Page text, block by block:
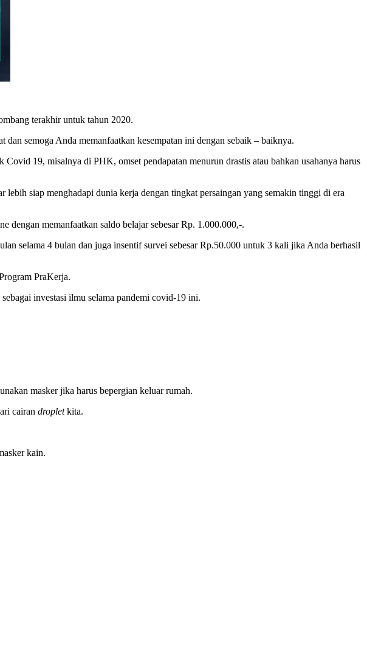
terakhir untuk tahun 2020.
semoga Anda memanfaatkan kesempatan ini dengan sebaik – baiknya.
19, misalnya di PHK, omset pendapatan menurun drastis atau bahkan usahanya harus
siap menghadapi dunia kerja dengan tingkat persaingan yang semakin tinggi di era
memanfaatkan saldo belajar sebesar Rp. 1.000.000,-.
selama 4 bulan dan juga insentif survei sebesar Rp.50.000 untuk 3 kali jika Anda berhasil
PraKerja.
investasi ilmu selama pandemi covid-19 ini.
masker jika harus bepergian keluar rumah.
cairan dropletkita.
kain.